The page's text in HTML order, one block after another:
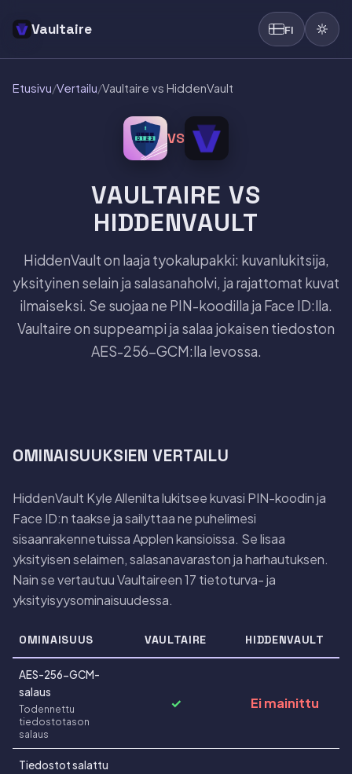
Vaultaire FI
Etusivu/Vertailu/Vaultaire vs HiddenVault
VS
VAULTAIRE VS
HIDDENVAULT
HiddenVault on laaja tyokalupakki: kuvanlukitsija,
yksityinen selain ja salasanaholvi, ja rajattomat kuvat
ilmaiseksi. Se suojaa ne PIN-koodilla ja Face ID:lla.
Vaultaire on suppeampi ja salaa jokaisen tiedoston
AES-256-GCM:lla levossa.
OMINAISUUKSIEN VERTAILU
HiddenVault Kyle Allenilta lukitsee kuvasi PIN-koodin ja
Face ID:n taakse ja sailyttaa ne puhelimesi
sisaanrakennetuissa Applen kansioissa. Se lisaa
yksityisen selaimen, salasanavaraston ja harhautuksen.
Nain se vertautuu Vaultaireen 17 tietoturva- ja
yksityisyysominaisuudessa.
OMINAISUUS VAULTAIRE HIDDENVAULT
AES-256-GCM-
salaus
Todennettu
tiedostotason
salaus
✓ Ei mainittu
Tiedostot salattu